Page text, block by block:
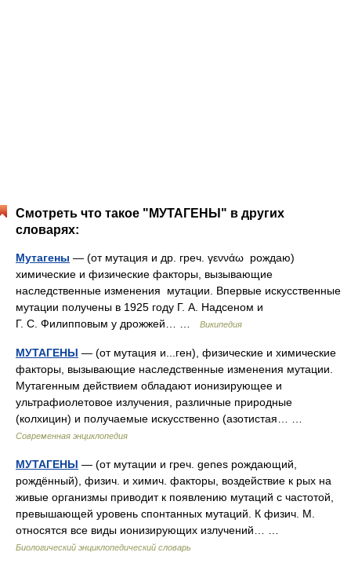
Смотреть что такое "МУТАГЕНЫ" в других
словарях:
Мутагены — (от мутация и др. греч. γεννάω рождаю)
химические и физические факторы, вызывающие
наследственные изменения мутации. Впервые искусственные
мутации получены в 1925 году Г. А. Надсеном и
Г. С. Филипповым у дрожжей… …
Википедия
МУТАГЕНЫ — (от мутация и...ген), физические и химические
факторы, вызывающие наследственные изменения мутации.
Мутагенным действием обладают ионизирующее и
ультрафиолетовое излучения, различные природные
(колхицин) и получаемые искусственно (азотистая… …
Современная энциклопедия
МУТАГЕНЫ — (от мутации и греч. genes рождающий,
рождённый), физич. и химич. факторы, воздействие к рых на
живые организмы приводит к появлению мутаций с частотой,
превышающей уровень спонтанных мутаций. К физич. М.
относятся все виды ионизирующих излучений… …
Биологический энциклопедический словарь